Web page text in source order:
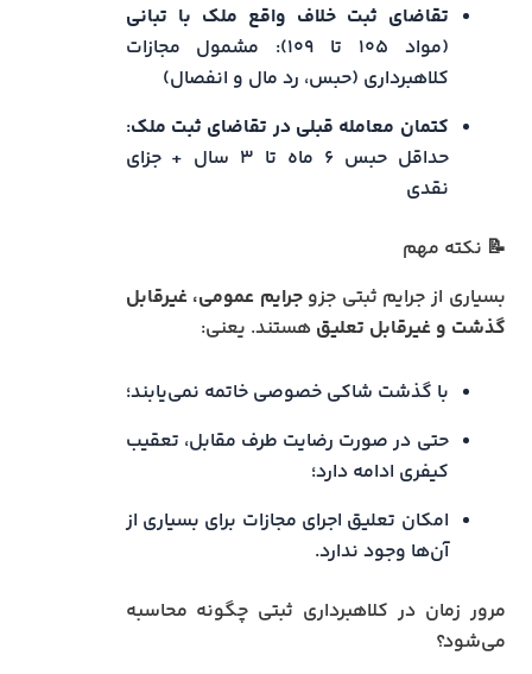
تقاضای ثبت خلاف واقع ملک با تبانی
(مواد ۱۰۵ تا ۱۰۹): مشمول مجازات
کلاهبرداری (حبس، رد مال و انفصال)
کتمان معامله قبلی در تقاضای ثبت ملک:
حداقل حبس ۶ ماه تا ۳ سال + جزای
نقدی
📝 نکته مهم
بسیاری از جرایم ثبتی جزوجرایم عمومی، غیرقابل
گذشت و غیرقابل تعلیق هستند. یعنی:
با گذشت شاکی خصوصی خاتمه نمی‌یابند؛
حتی در صورت رضایت طرف مقابل، تعقیب
کیفری ادامه دارد؛
امکان تعلیق اجرای مجازات برای بسیاری از
آن‌ها وجود ندارد.
مرور زمان در کلاهبرداری ثبتی چگونه محاسبه
می‌شود؟